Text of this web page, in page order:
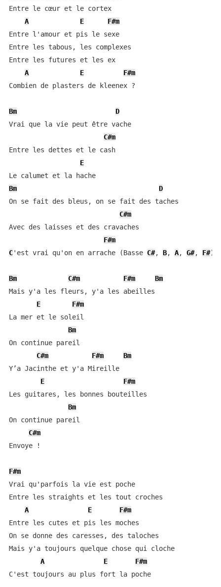
Entre le cœur et le cortex
A
E
F#m
Entre l'amour et pis le sexe
Entre les tabous, les complexes
Entre les futures et les ex
A
E
F#m
Combien de plasters de kleenex ?
Bm
D
Vrai que la vie peut être vache
C#m
Entre les dettes et le cash
E
Le calumet et la hache
Bm
D
On se fait des bleus, on se fait des taches
C#m
Avec des laisses et des cravaches
F#m
C'est vrai qu'on en arrache (Basse C#, B, A, G#, F#)
Bm C#m F#m
Bm
Mais y'a les fleurs, y'a les abeilles
E
F#m
La mer et le soleil
Bm
On continue pareil
C#m
F#m
Bm
Y’a Jacinthe et y'a Mireille
E
F#m
Les guitares, les bonnes bouteilles
Bm
On continue pareil
C#m
Envoye !
F#m
Vrai qu'parfois la vie est poche
Entre les straights et les tout croches
A
E
F#m
Entre les cutes et pis les moches
On se donne des caresses, des taloches
Mais y'a toujours quelque chose qui cloche
A
E
F#m
C'est toujours au plus fort la poche